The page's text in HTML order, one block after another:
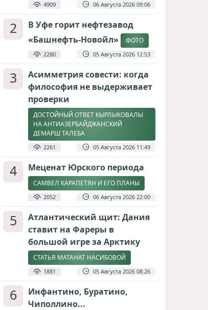
4909 06 Августа 2026 09:06
2
В Уфе горит нефтезавод
«Башнефть-Новойл»
ФОТО
2280 05 Августа 2026 12:53
3
Асимметрия совести: когда
философия не выдерживает
проверки
ДОСТОЙНЫЙ ОТВЕТ КЫРЛЫКОВАЛЫ
НА АНТИАЗЕРБАЙДЖАНСКИЙ
ДЕМАРШ ТАЛЕБА
2261 05 Августа 2026 11:49
4 Меценат Юрского периода
САМВЕЛ КАРАПЕТЯН И ЕГО ПЛАНЫ
2052 06 Августа 2026 22:00
5
Атлантический щит: Дания
ставит на Фареры в
большой игре за Арктику
СТАТЬЯ МАТАНАТ НАСИБОВОЙ
1881 05 Августа 2026 08:26
6
Инфантино, Буратино,
Чиполлино...